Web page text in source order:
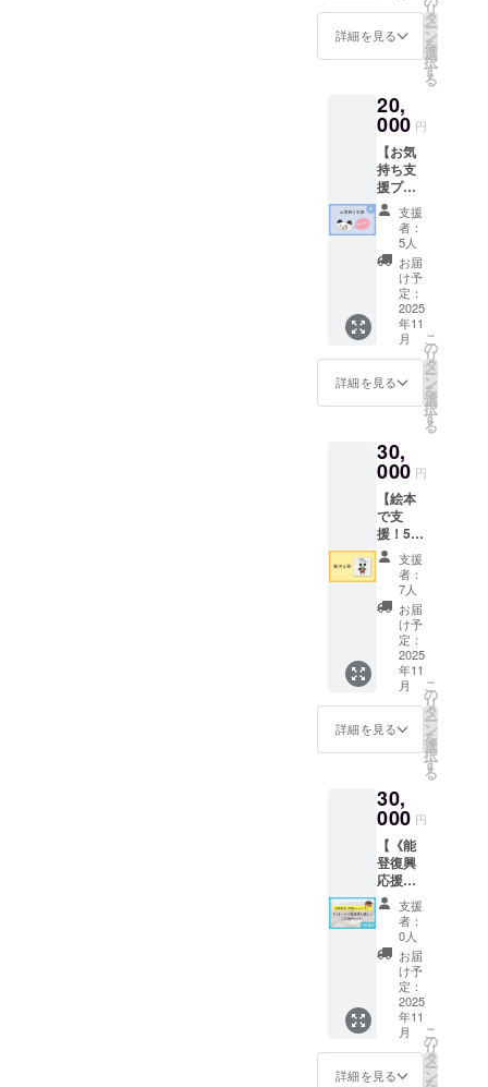
合いや
木目に
す。
※画像は
制作中
のイ
メージ
です。
す。
れど応
援した
い」と
思って
る方の
ための
プラン
です。
心を込
めたお
礼の
メッ
セージ
をお送
りいた
しま
す。 な
らびに
今後の
活動報
告のレ
にお送
りいた
しま
す。 ※
お気持
ち支援
プラン
はA・
B・C・
Dいずれ
もリ
ターン
の内容
は同じ
です。
詳細を見る
リ
タ
ー
ン
を
選
択
す
る
20,
000 円
【お気
持ち支
援プラ
ンB：
20,000
円】 こ
のプラ
ンは、
「リ
ターン
は要ら
ないけ
れど応
援した
い」と
思って
る方の
ための
プラン
です。
心を込
めたお
礼の
メッ
セージ
をお送
りいた
しま
す。 な
らびに
今後の
活動報
告のレ
にお送
りいた
しま
す。 ※
お気持
ち支援
プラン
はA・
B・C・
Dいずれ
もリ
ターン
の内容
は同じ
です。
支援
者：
5人
お届
け予
定：
2025
年11
月
詳細を見る
こ
の
リ
タ
ー
ン
を
選
択
す
る
30,
000 円
【絵本
で支
援！5冊
セッ
ト】 ・
お礼の
メッ
セージ
・「門
前のパ
ンダ
ちゃ
ん」を5
冊お送
りしま
す。 ・
のご送
付とな
りま
す。
支援
者：
7人
お届
け予
定：
2025
年11
月
詳細を見る
こ
の
リ
タ
ー
ン
を
選
択
す
る
30,
000 円
【《能
登復興
応援チ
ケット
プラ
ン》ゲ
ストハ
ウス黒
島様で
使える
応援チ
ケット
（1名様
分）】
支援
者：
0人
お届
け予
定：
2025
年11
月
詳細を見る
こ
の
リ
タ
ー
ン